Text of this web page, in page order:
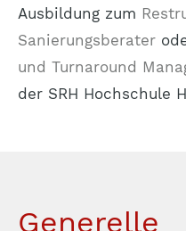
Ausbildung zum
Sanierungsberater
und Turnaround
der SRH Hochschule
Generelle